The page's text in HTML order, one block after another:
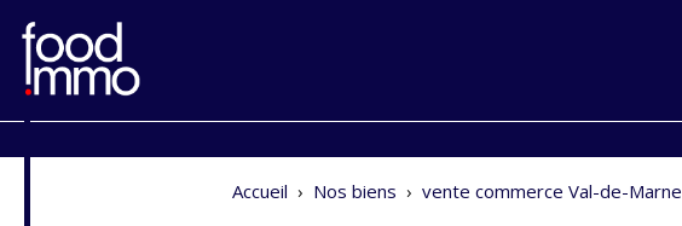
Accueil › Nos biens › vente commerce Val-de-Marne